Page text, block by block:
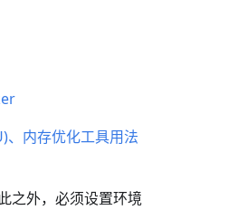
、内存优化工具用法
之外，必须设置环境